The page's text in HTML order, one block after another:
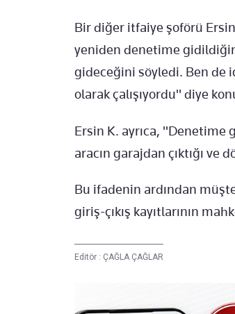
Bir diğer itfaiye şoförü
yeniden denetime
gideceğini söyledi. Ben de
olarak çalışıyordu" diye
Ersin K. ayrıca,
aracın garajdan çıktığı
Bu ifadenin ardından
giriş-çıkış kayıtlarının
Editör : ÇAĞLA ÇAĞLAR